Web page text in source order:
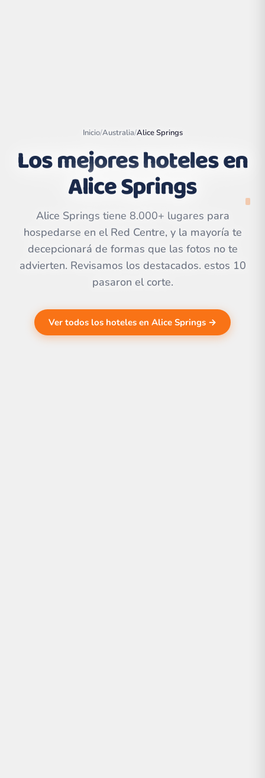
Leaflet
©
OpenStreetMap
Inicio/Australia/Alice Springs
Los mejores hoteles en
Alice Springs
Alice Springs tiene 8.000+ lugares para
hospedarse en el Red Centre, y la mayoría te
decepcionará de formas que las fotos no te
advierten. Revisamos los destacados. estos 10
pasaron el corte.
Ver todos los hoteles en Alice Springs →